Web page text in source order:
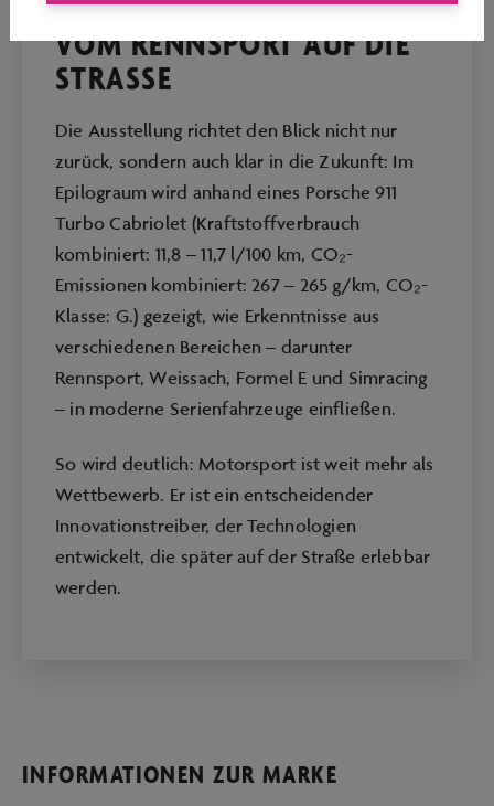
VOM RENNSPORT AUF DIE
STRASSE
Die Ausstellung richtet den Blick nicht nur
zurück, sondern auch klar in die Zukunft: Im
Epilograum wird anhand eines Porsche 911
Turbo Cabriolet (Kraftstoffverbrauch
kombiniert: 11,8 – 11,7 l/100 km, CO₂-
Emissionen kombiniert: 267 – 265 g/km, CO₂-
Klasse: G.) gezeigt, wie Erkenntnisse aus
verschiedenen Bereichen – darunter
Rennsport, Weissach, Formel E und Simracing
– in moderne Serienfahrzeuge einfließen.
So wird deutlich: Motorsport ist weit mehr als
Wettbewerb. Er ist ein entscheidender
Innovationstreiber, der Technologien
entwickelt, die später auf der Straße erlebbar
werden.
INFORMATIONEN ZUR MARKE